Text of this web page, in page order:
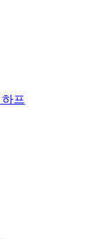
하프